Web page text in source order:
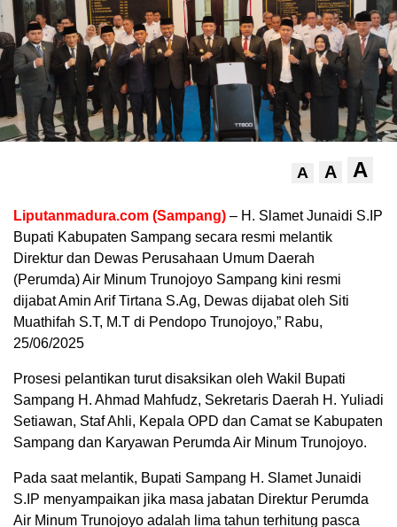
A A A
Liputanmadura.com (Sampang) – H. Slamet Junaidi S.IP
Bupati Kabupaten Sampang secara resmi melantik
Direktur dan Dewas Perusahaan Umum Daerah
(Perumda) Air Minum Trunojoyo Sampang kini resmi
dijabat Amin Arif Tirtana S.Ag, Dewas dijabat oleh Siti
Muathifah S.T, M.T di Pendopo Trunojoyo,” Rabu,
25/06/2025
Prosesi pelantikan turut disaksikan oleh Wakil Bupati
Sampang H. Ahmad Mahfudz, Sekretaris Daerah H. Yuliadi
Setiawan, Staf Ahli, Kepala OPD dan Camat se Kabupaten
Sampang dan Karyawan Perumda Air Minum Trunojoyo.
Pada saat melantik, Bupati Sampang H. Slamet Junaidi
S.IP menyampaikan jika masa jabatan Direktur Perumda
Air Minum Trunojoyo adalah lima tahun terhitung pasca